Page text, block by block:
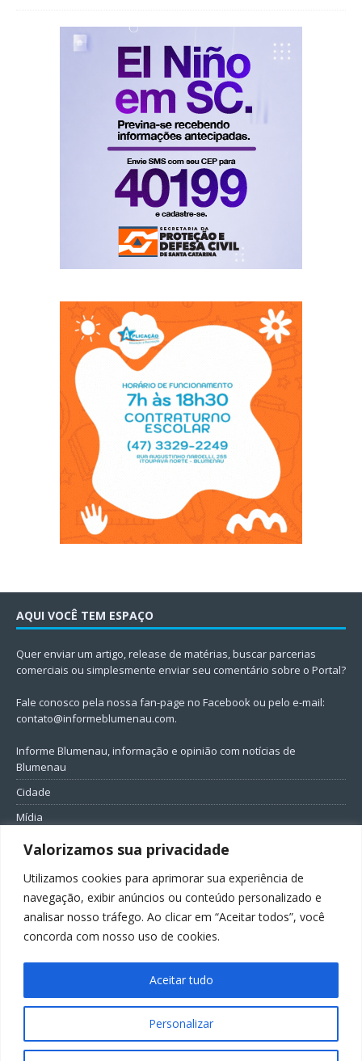
Valorizamos sua privacidade
Utilizamos cookies para aprimorar sua experiência de
navegação, exibir anúncios ou conteúdo personalizado e
analisar nosso tráfego. Ao clicar em “Aceitar todos”, você
concorda com nosso uso de cookies.
Personalizar
Aceitar tudo
AQUI VOCÊ TEM ESPAÇO
Quer enviar um artigo, release de matérias, buscar parcerias
comerciais ou simplesmente enviar seu comentário sobre o Portal?
Fale conosco pela nossa fan-page no Facebook ou pelo e-mail:
contato@informeblumenau.com.
Informe Blumenau, informação e opinião com notícias de
Blumenau
Cidade
Mídia
Entretenimento
Política
FIQUE CONECTADO